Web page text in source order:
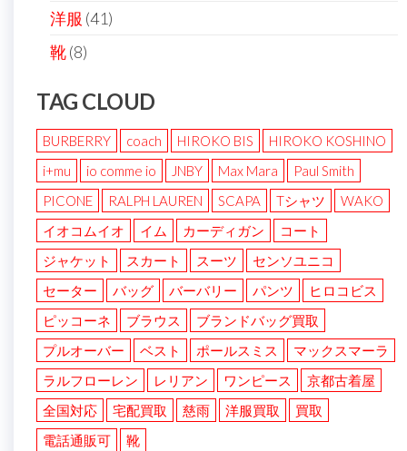
洋服 (41)
靴(8)
TAG CLOUD
BURBERRY coach HIROKO BIS
HIROKO KOSHINO
i+mu
io comme io JNBY Max Mara
Paul Smith
PICONE
RALPH LAUREN SCAPA Tシャツ
WAKO
イオコムイオ
イム カーディガン
コート
ジャケット
スカート スーツ
センソユニコ
セーター
バッグ バーバリー パンツ
ヒロコビス
ピッコーネ
ブラウス
ブランドバッグ買取
プルオーバー
ベスト ポールスミス
マックスマーラ
ラルフローレン
レリアン ワンピース
京都古着屋
全国対応
宅配買取 慈雨 洋服買取
買取
電話通販可
靴